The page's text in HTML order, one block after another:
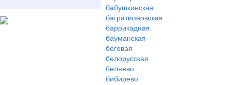
бабушкинская
багратионовская
баррикадная
бауманская
беговая
белорусская
беляево
бибирево